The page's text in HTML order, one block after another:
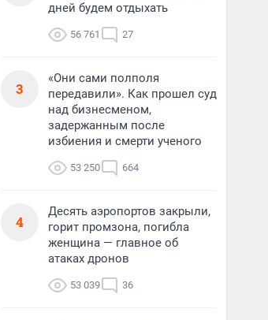
дней будем отдыхать
56 761 27
3
«Они сами полполя
передавили». Как прошел суд
над бизнесменом,
задержанным после
избиения и смерти ученого
53 250 664
4
Десять аэропортов закрыли,
горит промзона, погибла
женщина — главное об
атаках дронов
53 039 36